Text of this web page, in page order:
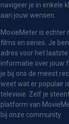
navigeer je in enkele
aan jouw wensen.
MovieMeter is echter
films en series. Je
adres voor het
informatie over jouw
je bij ons de meest
weet wat er populair
televisie. Zelf je
platform van
bij onze community.